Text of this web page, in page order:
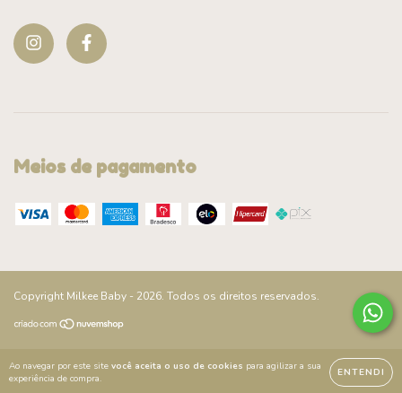
Ao navegar por este site você aceita o uso de cookies para agilizar a sua
experiência de compra.
ENTENDI
Meios de pagamento
Copyright Milkee Baby - 2026. Todos os direitos reservados.